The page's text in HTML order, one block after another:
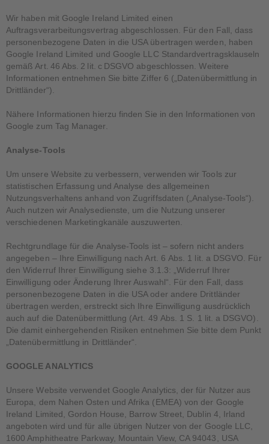
Wir haben mit Google Ireland Limited einen
Auftragsverarbeitungsvertrag abgeschlossen. Für den Fall, dass
personenbezogene Daten in die USA übertragen werden, haben
Google Ireland Limited und Google LLC Standardvertragsklauseln
gemäß Art. 46 Abs. 2 lit. c DSGVO abgeschlossen. Weitere
Informationen entnehmen Sie bitte Ziffer 6 („Datenübermittlung in
Drittländer“).
Nähere Informationen hierzu finden Sie in den Informationen von
Google zum Tag Manager.
Analyse-Tools
Um unsere Website zu verbessern, verwenden wir Tools zur
statistischen Erfassung und Analyse des allgemeinen
Nutzungsverhaltens anhand von Zugriffsdaten („Analyse-Tools“).
Auch nutzen wir Analysedienste, um die Nutzung unserer
verschiedenen Marketingkanäle auszuwerten.
Rechtgrundlage für die Analyse-Tools ist – sofern nicht anders
angegeben – Ihre Einwilligung nach Art. 6 Abs. 1 lit. a DSGVO. Für
den Widerruf Ihrer Einwilligung siehe 3.1.3: „Widerruf Ihrer
Einwilligung oder Änderung Ihrer Auswahl“. Für den Fall, dass
personenbezogene Daten in die USA oder andere Drittländer
übertragen werden, erstreckt sich Ihre Einwilligung ausdrücklich
auch auf die Datenübermittlung (Art. 49 Abs. 1 S. 1 lit. a DSGVO).
Die damit einhergehenden Risiken entnehmen Sie bitte dem Punkt
„Datenübermittlung in Drittländer“.
GOOGLE ANALYTICS
Unsere Website verwendet Google Analytics, der für Nutzer aus
Europa, dem Nahen Osten und Afrika (EMEA) von der Google
Ireland Limited, Gordon House, Barrow Street, Dublin 4, Irland
angeboten wird und für alle übrigen Nutzer von der Google LLC,
1600 Amphitheatre Parkway, Mountain View, CA 94043, USA